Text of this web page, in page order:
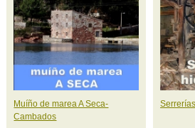
Muíño de marea A Seca-
Cambados
Serrerías